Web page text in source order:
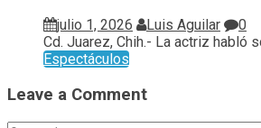
julio 1, 2026 Luis Aguilar
0
Cd. Juarez, Chih.- La actriz habló
Espectáculos
Leave a Comment